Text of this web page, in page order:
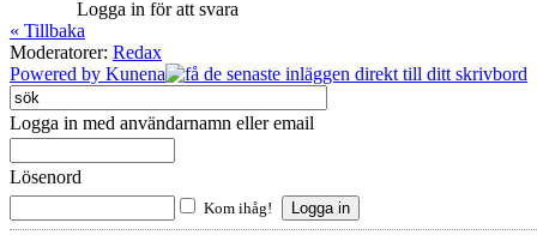
Logga in för att svara
« Tillbaka
Moderatorer: Redax
Powered by Kunena
Logga in med användarnamn eller email
Lösenord
Kom ihåg!